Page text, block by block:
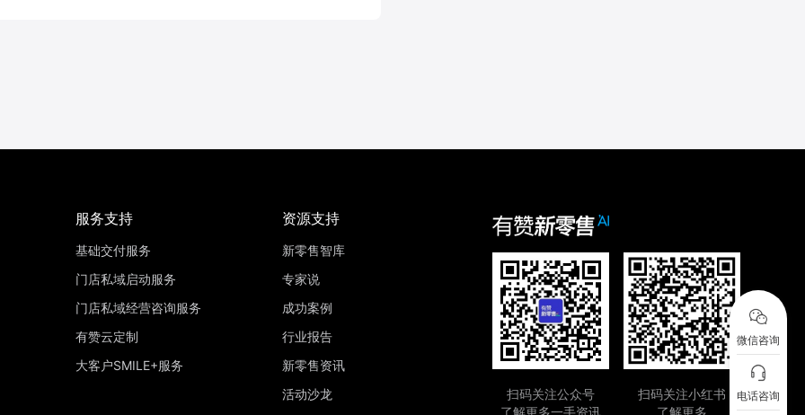
服务支持
基础交付服务
门店私域启动服务
门店私域经营咨询服务
有赞云定制
大客户SMILE+服务
资源支持
新零售智库
专家说
成功案例
行业报告
新零售资讯
活动沙龙
扫码关注公众号
扫码关注小红书
微信咨询
电话咨询